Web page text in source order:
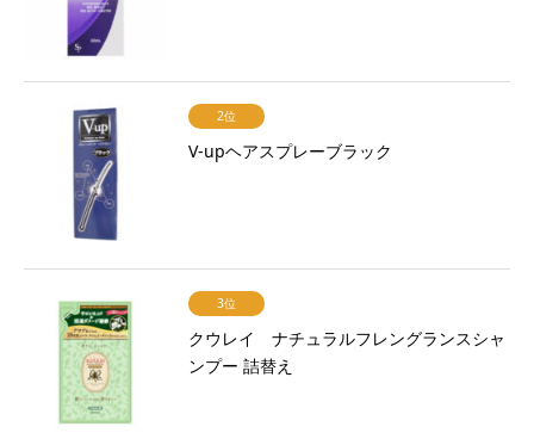
2位
V-upヘアスプレーブラック
3位
クウレイ ナチュラルフレングランスシャ
ンプー 詰替え